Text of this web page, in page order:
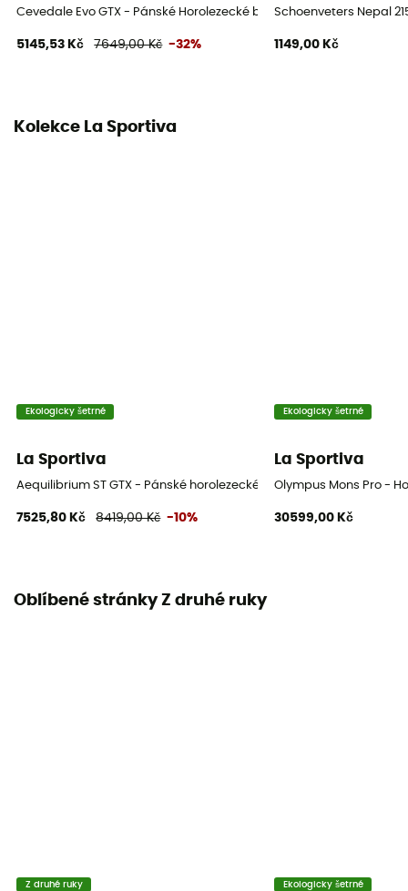
Zapínací systém
Kůže Idro-Perwanger® vodoodpudivá 3+ mm
Cevedale Evo GTX - Pánské Horolezecké boty
5145,53 Kč 7649,00 Kč -32%
Schoenveters Nepal
1149,00 Kč
Kolekce La Sportiva
Ekologicky šetrné
La Sportiva
Aequilibrium ST GTX - Pánské horolezecké boty
7525,80 Kč 8419,00 Kč -10%
Ekologicky šetrné
La Sportiva
Olympus Mons Pro -
30599,00 Kč
Oblíbené stránky Z druhé ruky
Z druhé ruky Ekologicky šetrné